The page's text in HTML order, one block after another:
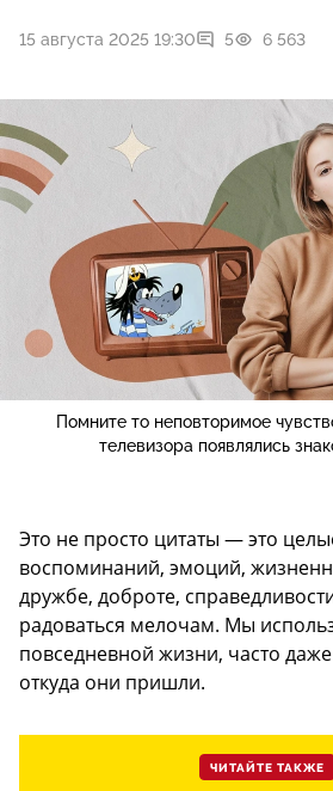
15 августа 2025 19:30 5 6 563
Помните то неповторимое
телевизора появлялись
Это не просто цитаты — это
воспоминаний, эмоций,
дружбе, доброте,
радоваться мелочам. Мы
повседневной жизни, часто
откуда они пришли.
ЧИТАЙТЕ ТАКЖЕ